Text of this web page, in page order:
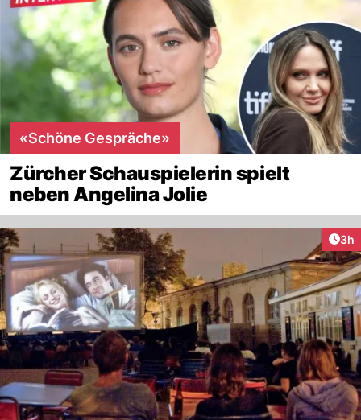
«Schöne Gespräche»
Zürcher Schauspielerin spielt
neben Angelina Jolie
3h